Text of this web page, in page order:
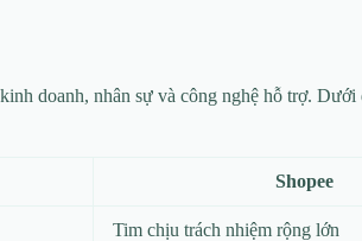
doanh, nhân sự và công nghệ hỗ trợ. Dưới
Shopee
Tim chịu trách nhiệm rộng lớn